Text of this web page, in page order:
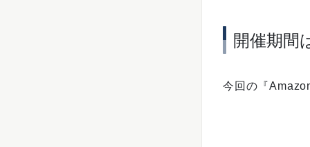
開催期間
今回の『